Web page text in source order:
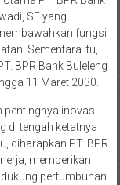
SE yang
fungsi
Sementara itu,
BPR Bank Buleleng
11 Maret 2030.
pentingnya inovasi
di tengah ketatnya
diharapkan PT. BPR
memberikan
pertumbuhan